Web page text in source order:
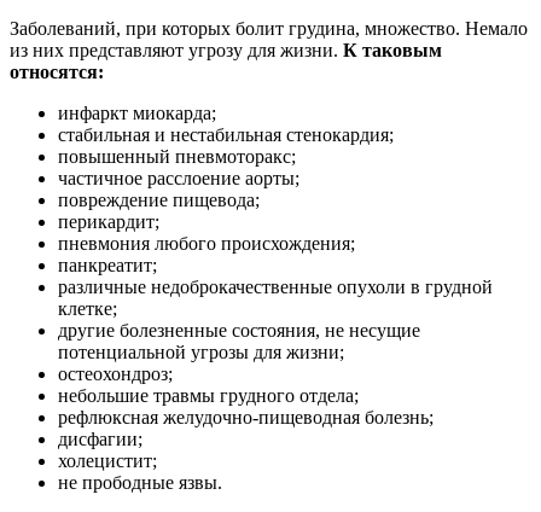
Заболеваний, при которых болит грудина, множество. Немало
из них представляют угрозу для жизни. К таковым
относятся:
инфаркт миокарда;
стабильная и нестабильная стенокардия;
повышенный пневмоторакс;
частичное расслоение аорты;
повреждение пищевода;
перикардит;
пневмония любого происхождения;
панкреатит;
различные недоброкачественные опухоли в грудной
клетке;
другие болезненные состояния, не несущие
потенциальной угрозы для жизни;
остеохондроз;
небольшие травмы грудного отдела;
рефлюксная желудочно-пищеводная болезнь;
дисфагии;
холецистит;
не прободные язвы.